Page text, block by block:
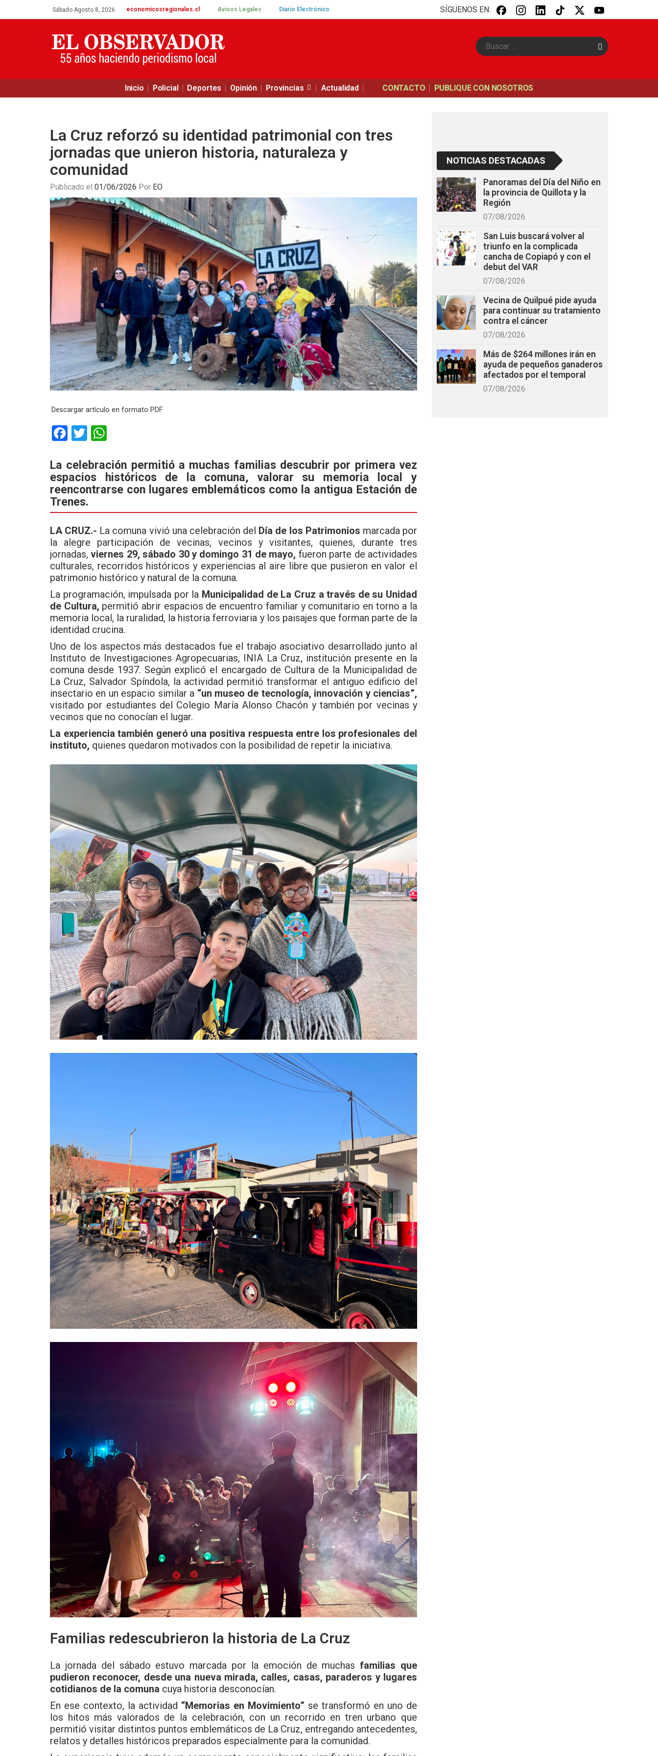
Sábado Agosto 8, 2026 economicosregionales.cl Avisos Legales Diario Electrónico SÍGUENOS EN:
B
u
Inicio Policial Deportes Opinión Provincias Actualidad CONTACTO PUBLIQUE CON NOSOTROS
La Cruz reforzó su identidad patrimonial con tres
jornadas que unieron historia, naturaleza y
comunidad
Publicado el 01/06/2026 Por EO
Descargar artículo en formato PDF
F
ce
b
o
o
k
T
tt
er
at
s
A
p
p
La celebración permitió a muchas familias descubrir por primera vez
espacios históricos de la comuna, valorar su memoria local y
reencontrarse con lugares emblemáticos como la antigua Estación de
Trenes.
LA CRUZ.- La comuna vivió una celebración del Día de los Patrimonios marcada por
la alegre participación de vecinas, vecinos y visitantes, quienes, durante tres
jornadas, viernes 29, sábado 30 y domingo 31 de mayo, fueron parte de actividades
culturales, recorridos históricos y experiencias al aire libre que pusieron en valor el
patrimonio histórico y natural de la comuna.
La programación, impulsada por la Municipalidad de La Cruz a través de su Unidad
de Cultura, permitió abrir espacios de encuentro familiar y comunitario en torno a la
memoria local, la ruralidad, la historia ferroviaria y los paisajes que forman parte de la
identidad crucina.
Uno de los aspectos más destacados fue el trabajo asociativo desarrollado junto al
Instituto de Investigaciones Agropecuarias, INIA La Cruz, institución presente en la
comuna desde 1937. Según explicó el encargado de Cultura de la Municipalidad de
La Cruz, Salvador Spíndola, la actividad permitió transformar el antiguo edificio del
insectario en un espacio similar a “un museo de tecnología, innovación y ciencias”,
visitado por estudiantes del Colegio María Alonso Chacón y también por vecinas y
vecinos que no conocían el lugar.
La experiencia también generó una positiva respuesta entre los profesionales del
instituto, quienes quedaron motivados con la posibilidad de repetir la iniciativa.
Familias redescubrieron la historia de La Cruz
La jornada del sábado estuvo marcada por la emoción de muchasfamilias que
pudieron reconocer, desde una nueva mirada, calles, casas, paraderos y lugares
cotidianos de la comuna cuya historia desconocían.
En ese contexto, la actividad “Memorias en Movimiento” se transformó en uno de
los hitos más valorados de la celebración, con un recorrido en tren urbano que
permitió visitar distintos puntos emblemáticos de La Cruz, entregando antecedentes,
relatos y detalles históricos preparados especialmente para la comunidad.
NOTICIAS DESTACADAS
Panoramas del Día del Niño en
la provincia de Quillota y la
Región
07/08/2026
San Luis buscará volver al
triunfo en la complicada
cancha de Copiapó y con el
debut del VAR
07/08/2026
Vecina de Quilpué pide ayuda
para continuar su tratamiento
contra el cáncer
07/08/2026
Más de $264 millones irán en
ayuda de pequeños ganaderos
afectados por el temporal
07/08/2026